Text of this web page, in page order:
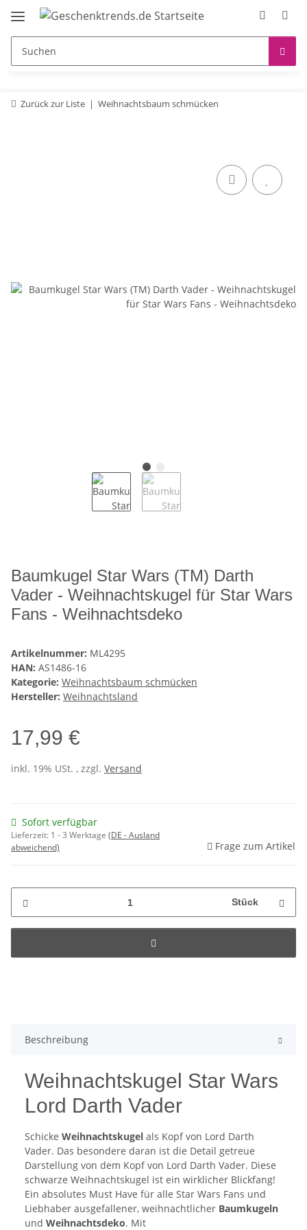
Zurück zur Liste Weihnachtsbaum schmücken
Baumkugel Star Wars (TM) Darth
Vader - Weihnachtskugel für Star Wars
Fans - Weihnachtsdeko
Artikelnummer: ML4295
HAN: AS1486-16
Kategorie: Weihnachtsbaum schmücken
Hersteller: Weihnachtsland
17,99 €
inkl. 19% USt. , zzgl. Versand
Sofort verfügbar
Lieferzeit: 1 - 3 Werktage (DE - Ausland
abweichend)
Frage zum Artikel
Stück
Beschreibung
Weihnachtskugel Star Wars
Lord Darth Vader
Schicke Weihnachtskugel als Kopf von Lord Darth
Vader. Das besondere daran ist die Detail getreue
Darstellung von dem Kopf von Lord Darth Vader. Diese
schwarze Weihnachtskugel ist ein wirklicher Blickfang!
Ein absolutes Must Have für alle Star Wars Fans und
Liebhaber ausgefallener, weihnachtlicher Baumkugeln
und Weihnachtsdeko. Mit